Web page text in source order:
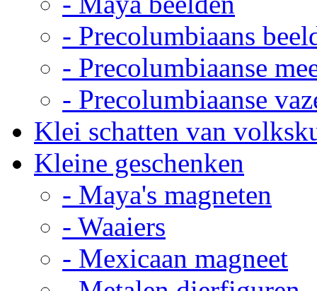
- Precolumbiaans
- Precolumbiaanse
- Precolumbiaanse
Klei schatten van
Kleine geschenken
- Maya's magneten
- Waaiers
- Mexicaan magneet